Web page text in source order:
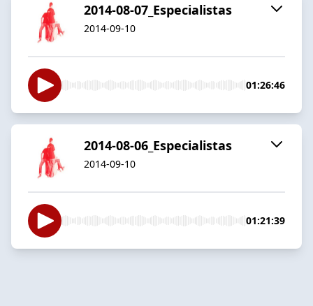
2014-08-07_Especialistas
2014-09-10
01:26:46
2014-08-06_Especialistas
2014-09-10
01:21:39